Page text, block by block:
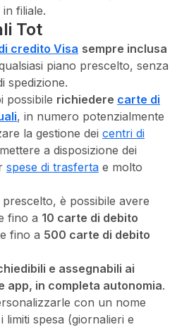
filiale.
Tot
credito Visa sempre inclusa
piano prescelto, senza
spedizione.
possibile richiedere carte di
, in numero potenzialmente
la gestione dei centri di
a disposizione dei
spese di trasferta e molto
è possibile avere
fino a 10 carte di debito
e fino a 500 carte di debito
e assegnabili ai
app, in completa autonomia.
con un nome
limiti spesa (giornalieri e